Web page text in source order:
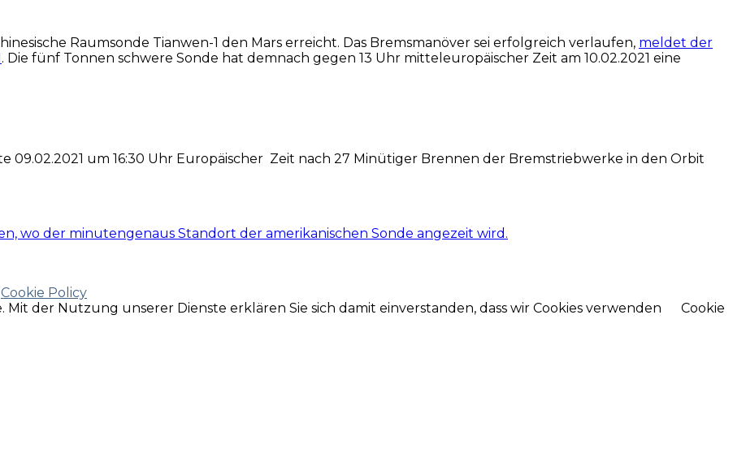
Raumsonde Tianwen-1 den Mars erreicht. Das Bremsmanöver sei erfolgreich verlaufen, meldet der
. Die fünf Tonnen schwere Sonde hat demnach gegen 13 Uhr mitteleuropäischer Zeit am 10.02.2021 eine
09.02.2021 um 16:30 Uhr Europäischer Zeit nach 27 Minütiger Brennen der Bremstriebwerke in den Orbit
wo der minutengenaus Standort der amerikanischen Sonde angezeit wird.
Cookie Policy
der Nutzung unserer Dienste erklären Sie sich damit einverstanden, dass wir Cookies verwenden
Cookie